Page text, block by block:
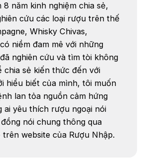
8 năm kinh nghiệm chia sẻ,
cứu các loại rượu trên thế
Whisky Chivas,
niềm đam mê với những
nghiên cứu và tìm tòi không
chia sẻ kiến thức đến với
hiểu biết của mình, tôi muốn
lan tỏa nguồn cảm hứng
ai yêu thích rượu ngoại nói
nói chung thông qua
trên website của Rượu Nhập.